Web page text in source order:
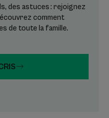
des astuces : rejoignez
comment
de toute la famille.